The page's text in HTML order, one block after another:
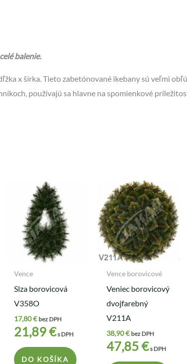
balenie.
x šírka. Tieto zabetónované ikebany sú veľmi
používajú sa hlavne na spomienkové
Vence
Slza borovicová
V358O
17,80€ bez DPH
21,89€s DPH
DO KOŠÍKA
Vence borovicové
Veniec borovicový
dvojfarebný
V211A
38,90€ bez DPH
47,85€s DPH